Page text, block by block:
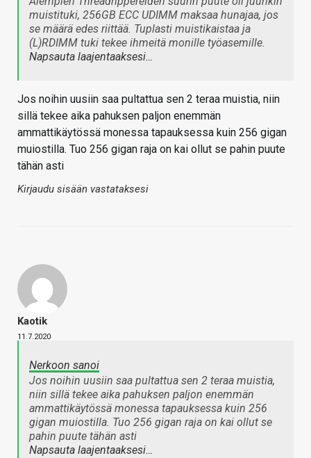
muistituki, 256GB ECC UDIMM maksaa hunajaa, jos
se määrä edes riittää. Tuplasti muistikaistaa ja
(L)RDIMM tuki tekee ihmeitä monille työasemille.
Napsauta laajentaaksesi…
Jos noihin uusiin saa pultattua sen 2 teraa muistia, niin
sillä tekee aika pahuksen paljon enemmän
ammattikäytössä monessa tapauksessa kuin 256 gigan
muiostilla. Tuo 256 gigan raja on kai ollut se pahin puute
tähän asti
Kirjaudu sisään vastataksesi
Kaotik
11.7.2020
Nerkoon sanoi
Jos noihin uusiin saa pultattua sen 2 teraa muistia,
niin sillä tekee aika pahuksen paljon enemmän
ammattikäytössä monessa tapauksessa kuin 256
gigan muiostilla. Tuo 256 gigan raja on kai ollut se
pahin puute tähän asti
Napsauta laajentaaksesi…